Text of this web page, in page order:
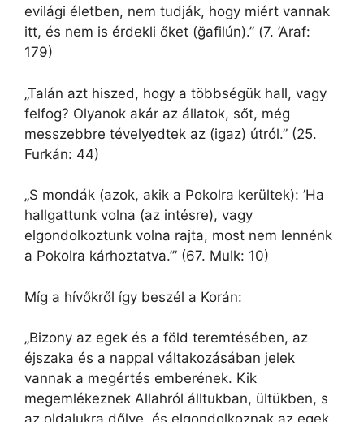
evilági életben, nem tudják, hogy miért vannak
itt, és nem is érdekli őket (ğafilún).” (7. ’Araf:
179)
„Talán azt hiszed, hogy a többségük hall, vagy
felfog? Olyanok akár az állatok, sőt, még
messzebbre tévelyedtek az (igaz) útról.” (25.
Furkán: 44)
„S mondák (azok, akik a Pokolra kerültek): ’Ha
hallgattunk volna (az intésre), vagy
elgondolkoztunk volna rajta, most nem lennénk
a Pokolra kárhoztatva.’” (67. Mulk: 10)
Míg a hívőkről így beszél a Korán:
„Bizony az egek és a föld teremtésében, az
éjszaka és a nappal váltakozásában jelek
vannak a megértés emberének. Kik
megemlékeznek Allahról álltukban, ültükben, s
az oldalukra dőlve, és elgondolkoznak az egek